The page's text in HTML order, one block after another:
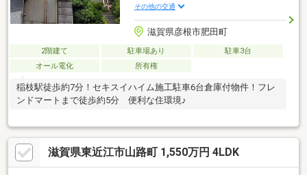
その他の交通
滋賀県彦根市肥田町
2階建て 駐車場あり
駐車3台
オール電化
所有権
稲枝駅徒歩約7分！セキスイハイム施工駐車6台倉庫付物件！フレ
ンドマートまで徒歩約5分 便利な住環境♪
滋賀県東近江市山路町 1,550万円 4LDK